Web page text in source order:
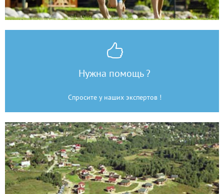
Нужна помощь ?
Спросите у наших экспертов !